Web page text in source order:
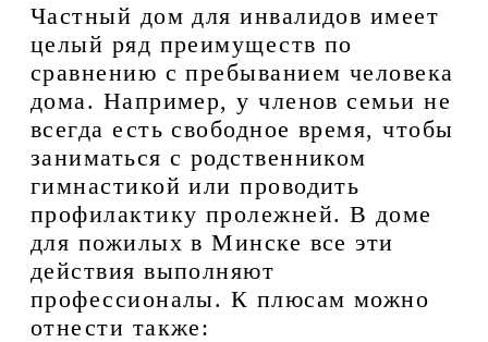
Частный дом для инвалидов имеет
целый ряд преимуществ по
сравнению с пребыванием человека
дома. Например, у членов семьи не
всегда есть свободное время, чтобы
заниматься с родственником
гимнастикой или проводить
профилактику пролежней. В доме
для пожилых в Минске все эти
действия выполняют
профессионалы. К плюсам можно
отнести также: